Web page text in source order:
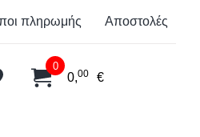
πληρωμής Αποστολές
0
0,00 €